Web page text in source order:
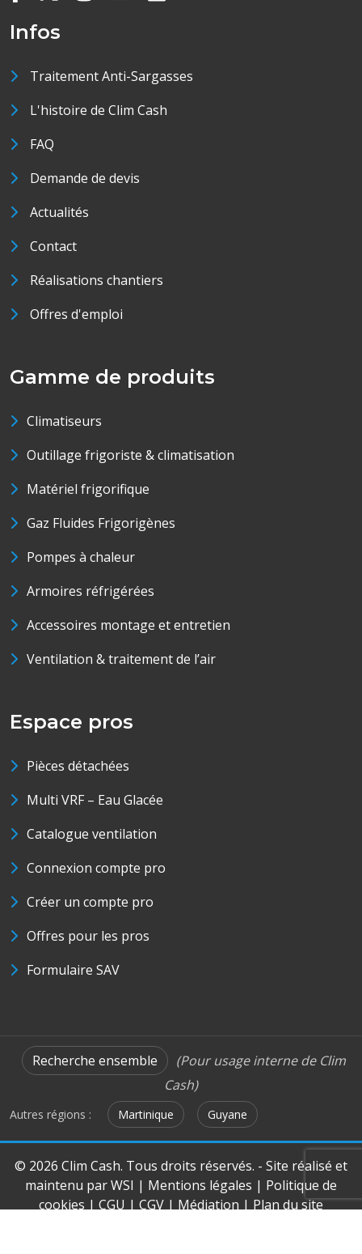
Infos
Traitement Anti-Sargasses
L'histoire de Clim Cash
FAQ
Demande de devis
Actualités
Contact
Réalisations chantiers
Offres d'emploi
Gamme de produits
Climatiseurs
Outillage frigoriste & climatisation
Matériel frigorifique
Gaz Fluides Frigorigènes
Pompes à chaleur
Armoires réfrigérées
Accessoires montage et entretien
Ventilation & traitement de l’air
Espace pros
Pièces détachées
Multi VRF – Eau Glacée
Catalogue ventilation
Connexion compte pro
Créer un compte pro
Offres pour les pros
Formulaire SAV
Recherche ensemble
(Pour usage interne de Clim
Cash)
Autres régions : Martinique Guyane
© 2026 Clim Cash. Tous droits réservés. - Site réalisé et
maintenu parWSI | Mentions légales | Politique de
cookies | CGU | CGV | Médiation | Plan du site